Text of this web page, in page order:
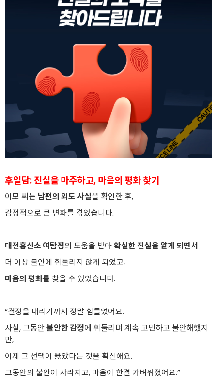
후일담: 진실을 마주하고, 마음의 평화 찾기
이모 씨는 남편의 외도 사실을 확인한 후,
감정적으로 큰 변화를 겪었습니다.
대전흥신소 여탐정의 도움을 받아확실한 진실을 알게 되면서
더 이상 불안에 휘둘리지 않게 되었고,
마음의 평화를 찾을 수 있었습니다.
“결정을 내리기까지 정말 힘들었어요.
사실, 그동안불안한 감정에 휘둘리며 계속 고민하고 불안해했지
만,
이제 그 선택이 옳았다는 것을 확신해요.
그동안의 불안이 사라지고, 마음이 한결 가벼워졌어요.”